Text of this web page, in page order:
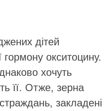
дітей
гормону окситоцину.
хочуть
її. Отже, зерна
закладені